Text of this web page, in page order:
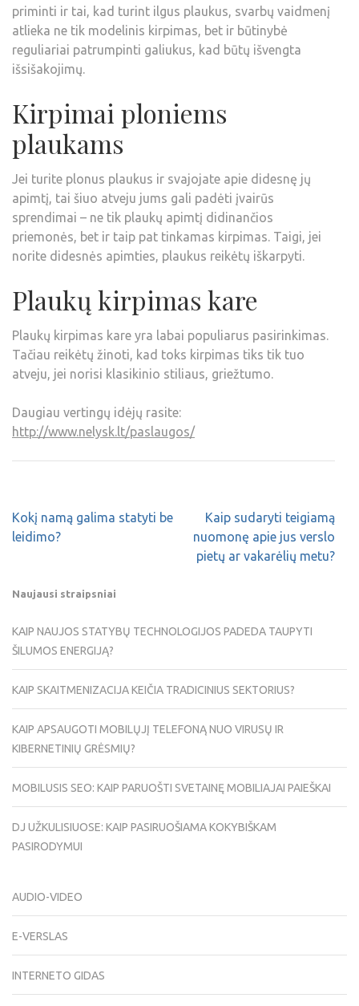
priminti ir tai, kad turint ilgus plaukus, svarbų vaidmenį
atlieka ne tik modelinis kirpimas, bet ir būtinybė
reguliariai patrumpinti galiukus, kad būtų išvengta
išsišakojimų.
Kirpimai ploniems
plaukams
Jei turite plonus plaukus ir svajojate apie didesnę jų
apimtį, tai šiuo atveju jums gali padėti įvairūs
sprendimai – ne tik plaukų apimtį didinančios
priemonės, bet ir taip pat tinkamas kirpimas. Taigi, jei
norite didesnės apimties, plaukus reikėtų iškarpyti.
Plaukų kirpimas kare
Plaukų kirpimas kare yra labai populiarus pasirinkimas.
Tačiau reikėtų žinoti, kad toks kirpimas tiks tik tuo
atveju, jei norisi klasikinio stiliaus, griežtumo.
Daugiau vertingų idėjų rasite:
http://www.nelysk.lt/paslaugos/
Kokį namą galima statyti be
leidimo?
Kaip sudaryti teigiamą
nuomonę apie jus verslo
pietų ar vakarėlių metu?
Naujausi straipsniai
KAIP NAUJOS STATYBŲ TECHNOLOGIJOS PADEDA TAUPYTI
ŠILUMOS ENERGIJĄ?
KAIP SKAITMENIZACIJA KEIČIA TRADICINIUS SEKTORIUS?
KAIP APSAUGOTI MOBILŲJĮ TELEFONĄ NUO VIRUSŲ IR
KIBERNETINIŲ GRĖSMIŲ?
MOBILUSIS SEO: KAIP PARUOŠTI SVETAINĘ MOBILIAJAI PAIEŠKAI
DJ UŽKULISIUOSE: KAIP PASIRUOŠIAMA KOKYBIŠKAM
PASIRODYMUI
AUDIO-VIDEO
E-VERSLAS
INTERNETO GIDAS